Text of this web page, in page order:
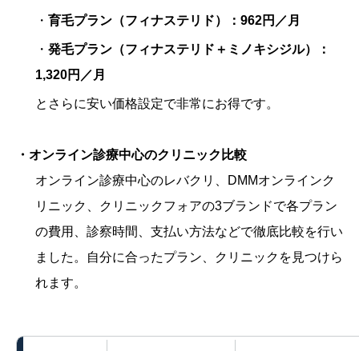
・ 育毛プラン（フィナステリド）：962円／月
・ 発毛プラン（フィナステリド＋ミノキシジル）：
1,320円／月
とさらに安い価格設定で非常にお得です。
・オンライン診療中心のクリニック比較
オンライン診療中心のレバクリ、DMMオンラインク
リニック、クリニックフォアの3ブランドで各プラン
の費用、診察時間、支払い方法などで徹底比較を行い
ました。自分に合ったプラン、クリニックを見つけら
れます。